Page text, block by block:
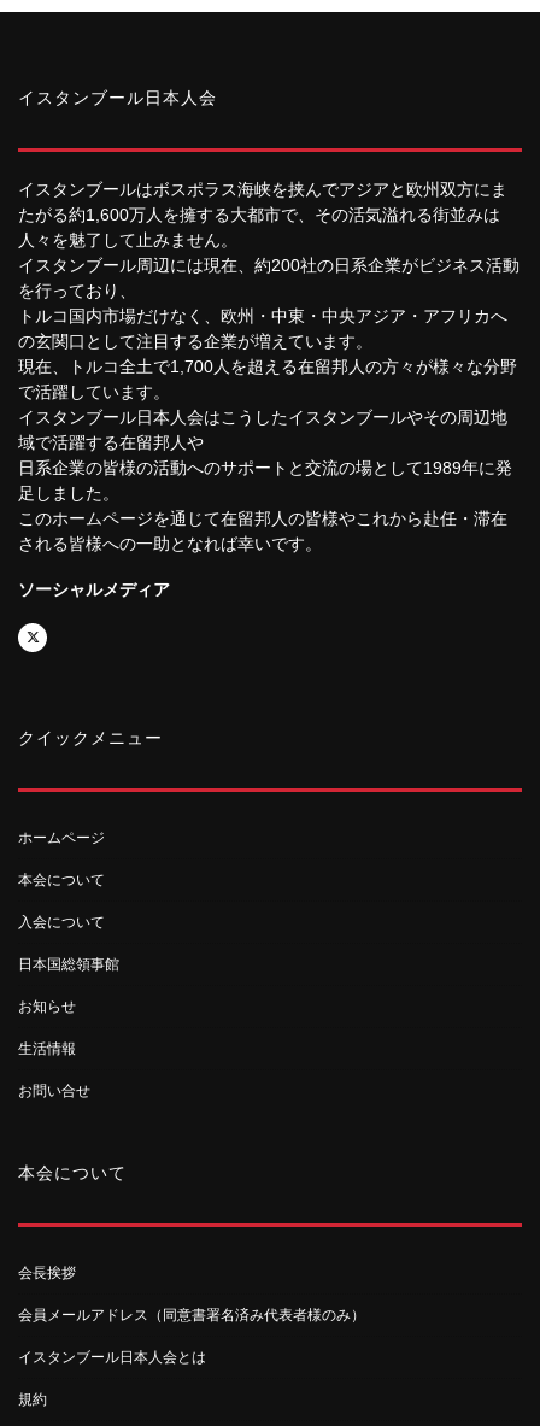
イスタンブール日本人会
イスタンブールはボスポラス海峡を挟んでアジアと欧州双方にま
たがる約1,600万人を擁する大都市で、その活気溢れる街並みは
人々を魅了して止みません。
イスタンブール周辺には現在、約200社の日系企業がビジネス活動
を行っており、
トルコ国内市場だけなく、欧州・中東・中央アジア・アフリカへ
の玄関口として注目する企業が増えています。
現在、トルコ全土で1,700人を超える在留邦人の方々が様々な分野
で活躍しています。
イスタンブール日本人会はこうしたイスタンブールやその周辺地
域で活躍する在留邦人や
日系企業の皆様の活動へのサポートと交流の場として1989年に発
足しました。
このホームページを通じて在留邦人の皆様やこれから赴任・滞在
される皆様への一助となれば幸いです。
ソーシャルメディア
クイックメニュー
ホームページ
本会について
入会について
日本国総領事館
お知らせ
生活情報
お問い合せ
本会について
会長挨拶
会員メールアドレス（同意書署名済み代表者様のみ）
イスタンブール日本人会とは
規約